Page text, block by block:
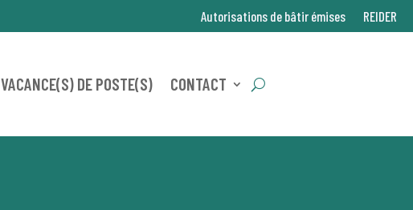
Autorisations de bâtir émises REIDER
VACANCE(S) DE POSTE(S) CONTACT